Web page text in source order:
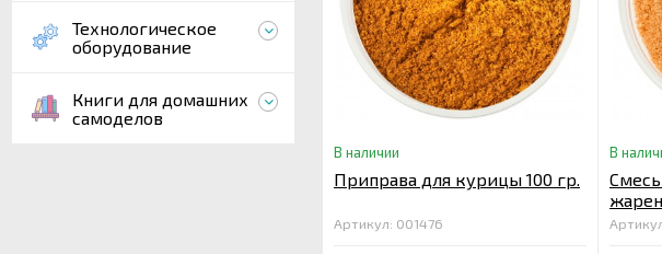
Технологическое
оборудование
Книги для домашних
самоделов
В наличии
Приправа для курицы 100 гр.
Артикул: 001476
В